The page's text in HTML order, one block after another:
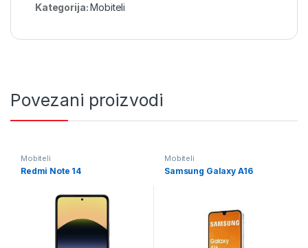
Kategorija:Mobiteli
Povezani proizvodi
Mobiteli
Redmi Note 14
Mobiteli
Samsung Galaxy A16